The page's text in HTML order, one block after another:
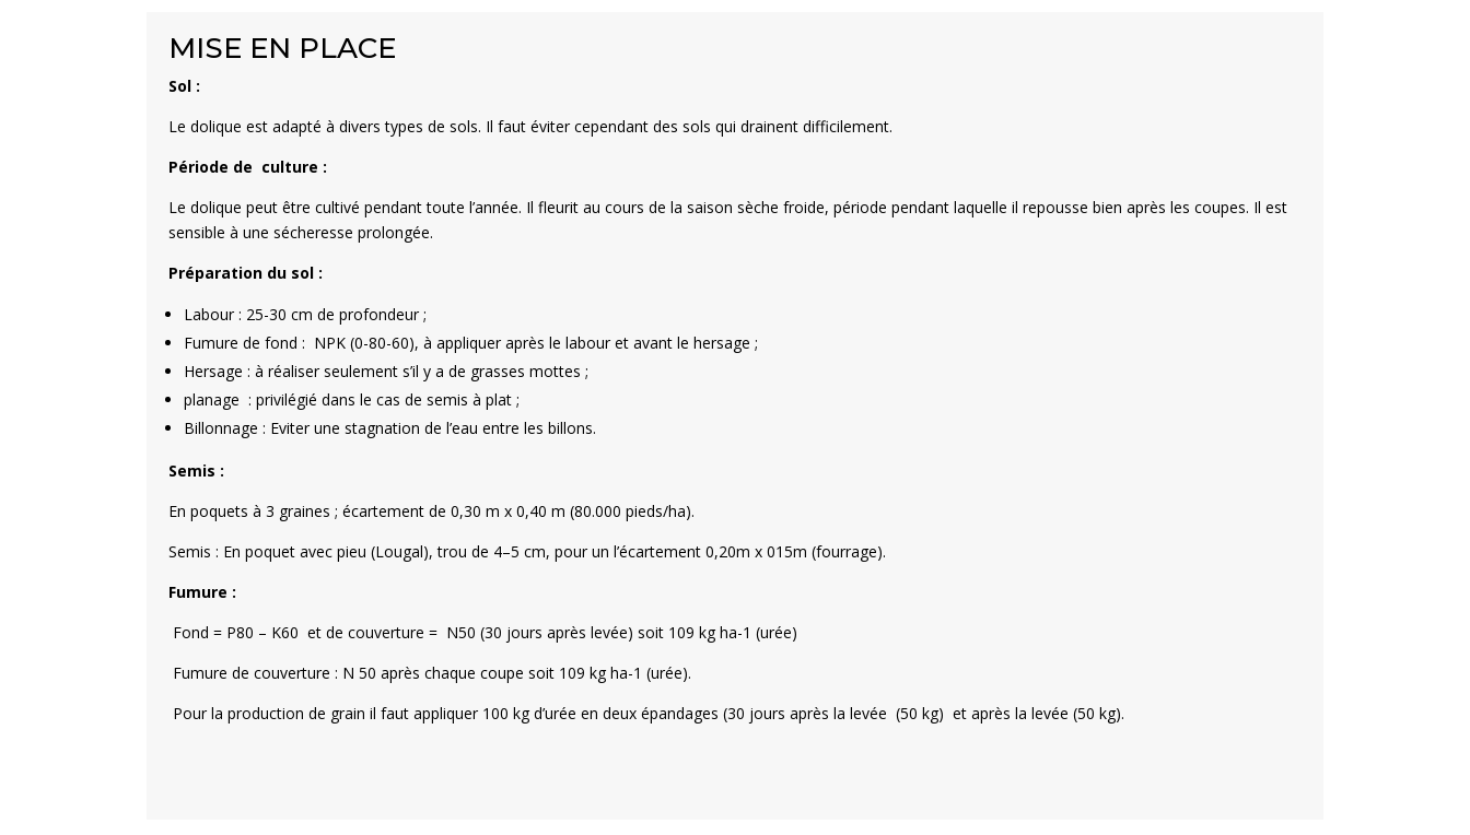
MISE EN PLACE
Sol :
Le dolique est adapté à divers types de sols. Il faut éviter cependant des sols qui drainent difficilement.
Période de culture :
Le dolique peut être cultivé pendant toute l’année. Il fleurit au cours de la saison sèche froide, période pendant laquelle il repousse bien après les coupes. Il est
sensible à une sécheresse prolongée.
Préparation du sol :
Labour : 25-30 cm de profondeur ;
Fumure de fond : NPK (0-80-60), à appliquer après le labour et avant le hersage ;
Hersage : à réaliser seulement s’il y a de grasses mottes ;
planage : privilégié dans le cas de semis à plat ;
Billonnage : Eviter une stagnation de l’eau entre les billons.
Semis :
En poquets à 3 graines ; écartement de 0,30 m x 0,40 m (80.000 pieds/ha).
Semis : En poquet avec pieu (Lougal), trou de 4–5 cm, pour un l’écartement 0,20m x 015m (fourrage).
Fumure :
Fond = P80 – K60 et de couverture = N50 (30 jours après levée) soit 109 kg ha-1 (urée)
Fumure de couverture : N 50 après chaque coupe soit 109 kg ha-1 (urée).
Pour la production de grain il faut appliquer 100 kg d’urée en deux épandages (30 jours après la levée (50 kg) et après la levée (50 kg).